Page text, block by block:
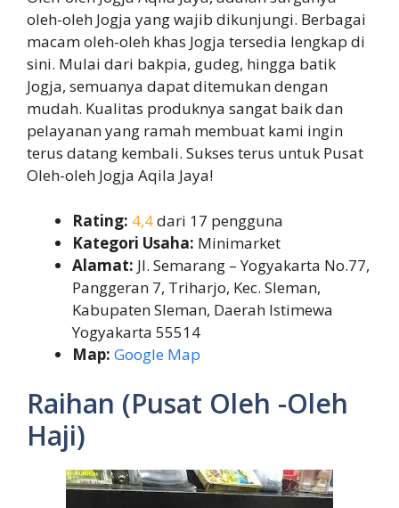
oleh-oleh Jogja yang wajib dikunjungi. Berbagai
macam oleh-oleh khas Jogja tersedia lengkap di
sini. Mulai dari bakpia, gudeg, hingga batik
Jogja, semuanya dapat ditemukan dengan
mudah. Kualitas produknya sangat baik dan
pelayanan yang ramah membuat kami ingin
terus datang kembali. Sukses terus untuk Pusat
Oleh-oleh Jogja Aqila Jaya!
Rating: 4,4dari 17 pengguna
Kategori Usaha: Minimarket
Alamat: Jl. Semarang – Yogyakarta No.77,
Panggeran 7, Triharjo, Kec. Sleman,
Kabupaten Sleman, Daerah Istimewa
Yogyakarta 55514
Map: Google Map
Raihan (Pusat Oleh -Oleh
Haji)